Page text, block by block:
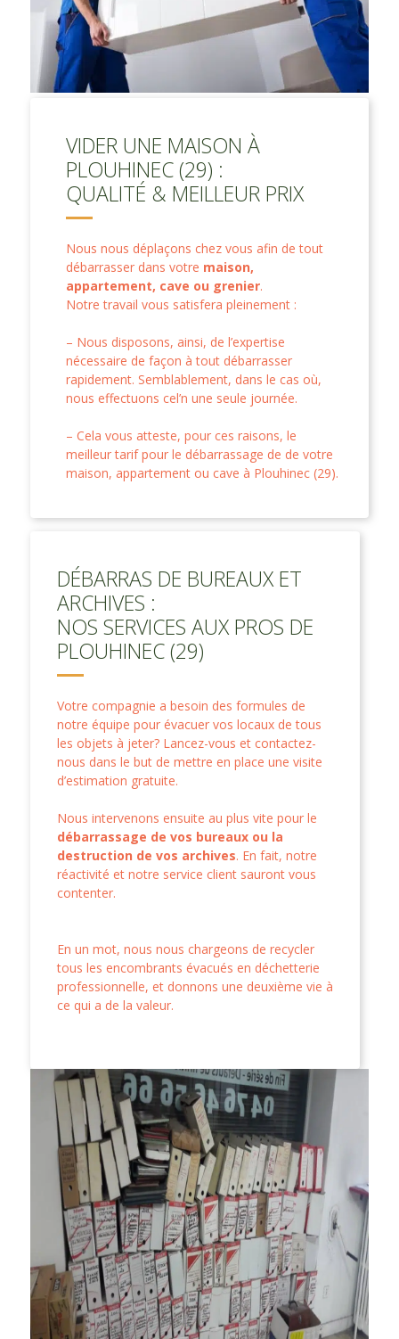
VIDER UNE MAISON À
PLOUHINEC (29) :
QUALITÉ & MEILLEUR PRIX
Nous nous déplaçons chez vous afin de tout
débarrasser dans votre maison,
appartement, cave ou grenier.
Notre travail vous satisfera pleinement :
– Nous disposons, ainsi, de l’expertise
nécessaire de façon à tout débarrasser
rapidement. Semblablement, dans le cas où,
nous effectuons cel’n une seule journée.
– Cela vous atteste, pour ces raisons, le
meilleur tarif pour le débarrassage de de votre
maison, appartement ou cave à Plouhinec (29).
DÉBARRAS DE BUREAUX ET
ARCHIVES :
NOS SERVICES AUX PROS DE
PLOUHINEC (29)
Votre compagnie a besoin des formules de
notre équipe pour évacuer vos locaux de tous
les objets à jeter? Lancez-vous et contactez-
nous dans le but de mettre en place une visite
d’estimation gratuite.
Nous intervenons ensuite au plus vite pour le
débarrassage de vos bureaux ou la
destruction de vos archives. En fait, notre
réactivité et notre service client sauront vous
contenter.
En un mot, nous nous chargeons de recycler
tous les encombrants évacués en déchetterie
professionnelle, et donnons une deuxième vie à
ce qui a de la valeur.